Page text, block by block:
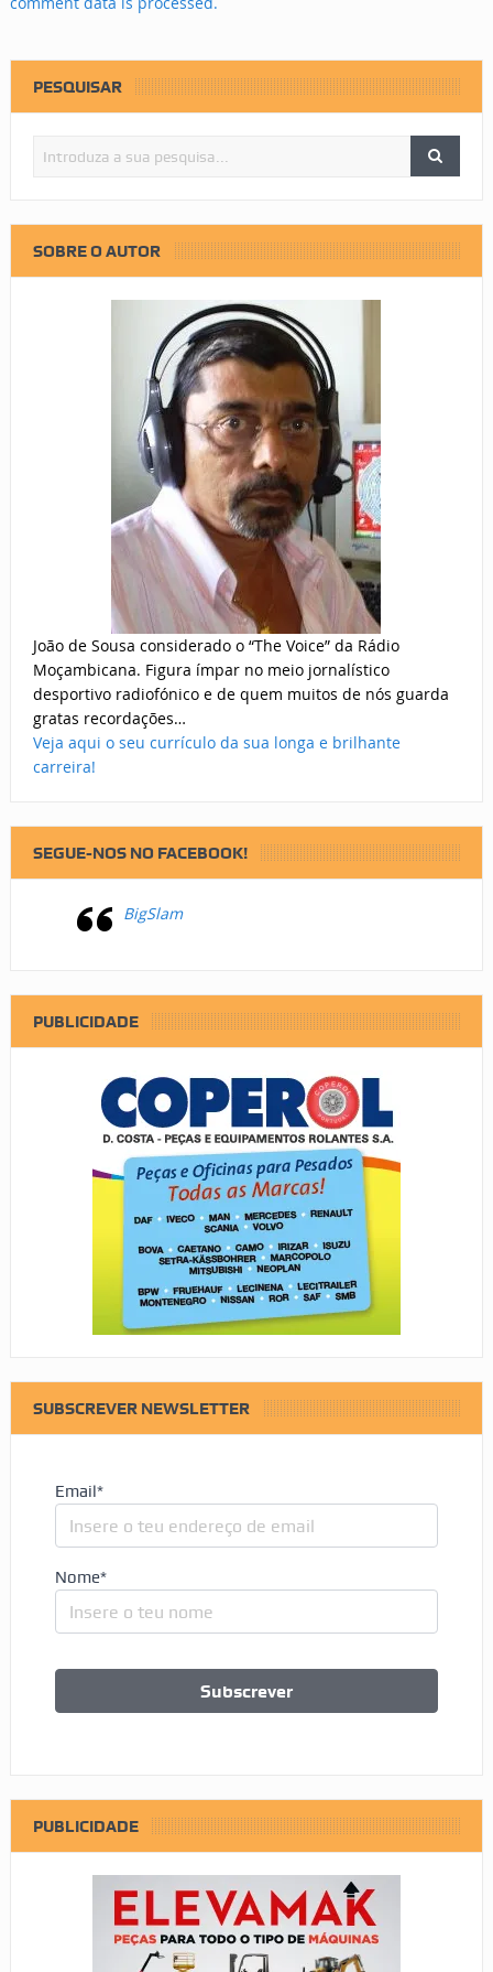
PESQUISAR
SOBRE O AUTOR
João de Sousa considerado o “The Voice” da Rádio
Moçambicana. Figura ímpar no meio jornalístico
desportivo radiofónico e de quem muitos de nós guarda
gratas recordações…
Veja aqui o seu currículo da sua longa e brilhante
carreira!
SEGUE-NOS NO FACEBOOK!
BigSlam
PUBLICIDADE
SUBSCREVER NEWSLETTER
Email*
Nome*
PUBLICIDADE